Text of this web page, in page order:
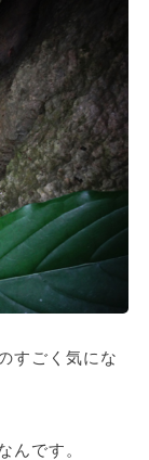
すごく気にな
んです。